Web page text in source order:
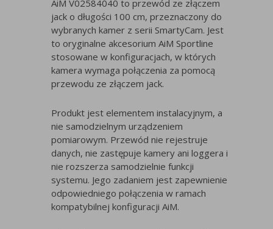
AiM V02584040 to przewód ze złączem
jack o długości 100 cm, przeznaczony do
wybranych kamer z serii SmartyCam. Jest
to oryginalne akcesorium AiM Sportline
stosowane w konfiguracjach, w których
kamera wymaga połączenia za pomocą
przewodu ze złączem jack.
Produkt jest elementem instalacyjnym, a
nie samodzielnym urządzeniem
pomiarowym. Przewód nie rejestruje
danych, nie zastępuje kamery ani loggera i
nie rozszerza samodzielnie funkcji
systemu. Jego zadaniem jest zapewnienie
odpowiedniego połączenia w ramach
kompatybilnej konfiguracji AiM.